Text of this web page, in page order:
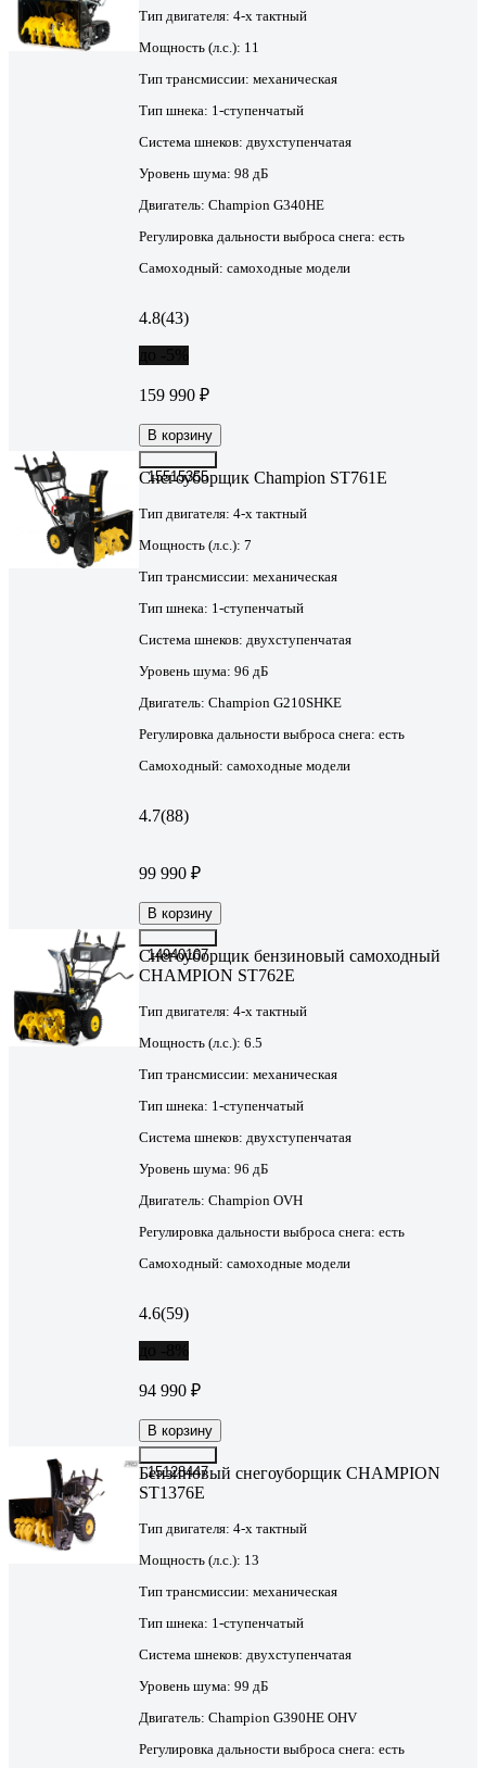
Тип двигателя: 4-х тактный
Мощность (л.с.): 11
Тип трансмиссии: механическая
Тип шнека: 1-ступенчатый
Система шнеков: двухступенчатая
Уровень шума: 98 дБ
Двигатель: Champion G340HE
Регулировка дальности выброса снега: есть
Самоходный: самоходные модели
4.8(43)
159 990 ₽
В корзину
15515355
Снегоуборщик Champion ST761E
Тип двигателя: 4-х тактный
Мощность (л.с.): 7
Тип трансмиссии: механическая
Тип шнека: 1-ступенчатый
Система шнеков: двухступенчатая
Уровень шума: 96 дБ
Двигатель: Champion G210SHKE
Регулировка дальности выброса снега: есть
Самоходный: самоходные модели
4.7(88)
99 990 ₽
В корзину
14940107
Снегоуборщик бензиновый самоходный
CHAMPION ST762E
Тип двигателя: 4-х тактный
Мощность (л.с.): 6.5
Тип трансмиссии: механическая
Тип шнека: 1-ступенчатый
Система шнеков: двухступенчатая
Уровень шума: 96 дБ
Двигатель: Champion OVH
Регулировка дальности выброса снега: есть
Самоходный: самоходные модели
4.6(59)
94 990 ₽
В корзину
15128447
Бензиновый снегоуборщик CHAMPION
ST1376E
Тип двигателя: 4-х тактный
Мощность (л.с.): 13
Тип трансмиссии: механическая
Тип шнека: 1-ступенчатый
Система шнеков: двухступенчатая
Уровень шума: 99 дБ
Двигатель: Champion G390HE OHV
Регулировка дальности выброса снега: есть